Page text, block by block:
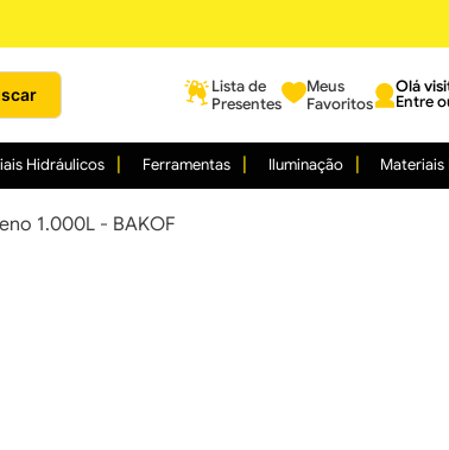
Lista de
Presentes
Meus
Favoritos
Entre
Hidráulicos Ferramentas Iluminação Materiais
1.000L - BAKOF